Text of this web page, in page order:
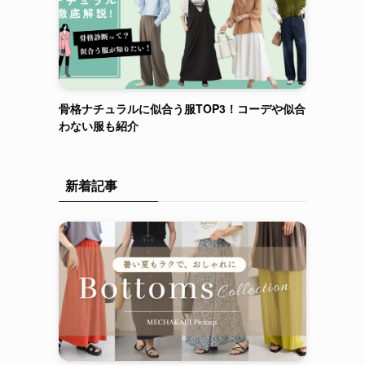
骨格ナチュラルに似合う服TOP3！コーデや似合
わない服も紹介
新着記事